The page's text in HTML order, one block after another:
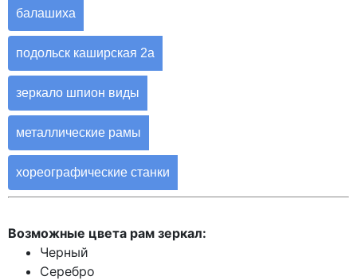
балашиха
подольск каширская 2а
зеркало шпион виды
металлические рамы
хореографические станки
Возможные цвета рам зеркал:
Черный
Серебро